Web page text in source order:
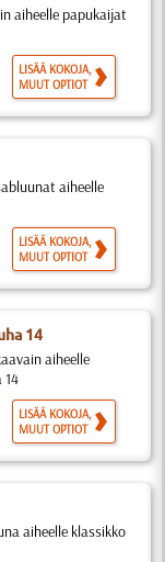
aiheelle papukaijat
LISÄÄ KOKOJA,
MUUT OPTIOT
aiheelle
LISÄÄ KOKOJA,
MUUT OPTIOT
14
aiheelle
14
LISÄÄ KOKOJA,
MUUT OPTIOT
aiheelle klassikko